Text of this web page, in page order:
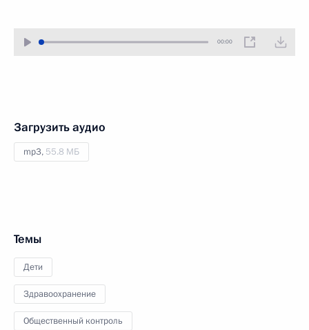
00:00
Загрузить аудио
mp3, 55.8 МБ
Темы
Дети
Здравоохранение
Общественный контроль